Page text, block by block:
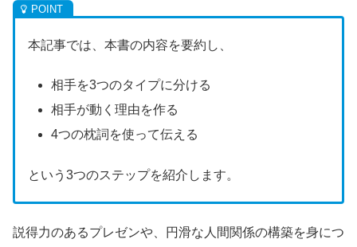
本記事では、本書の内容を要約し、
相手を3つのタイプに分ける
相手が動く理由を作る
4つの枕詞を使って伝える
という3つのステップを紹介します。
説得力のあるプレゼンや、円滑な人間関係の構築を身につ